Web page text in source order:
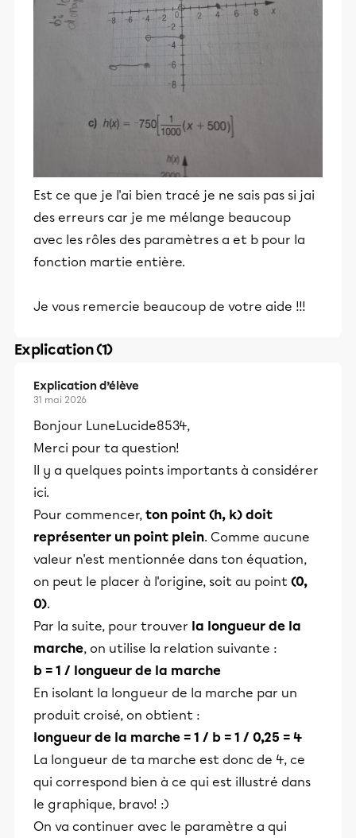
Est ce que je l'ai bien tracé je ne sais pas si jai
des erreurs car je me mélange beaucoup
avec les rôles des paramètres a et b pour la
fonction martie entière.
Je vous remercie beaucoup de votre aide !!!
Explication (1)
Explication d’élève
31 mai 2026
Bonjour LuneLucide8534,
Merci pour ta question!
Il y a quelques points importants à considérer
ici.
Pour commencer, ton point (h, k) doit
représenter un point plein. Comme aucune
valeur n'est mentionnée dans ton équation,
on peut le placer à l'origine, soit au point (0,
0).
Par la suite, pour trouver la longueur de la
marche, on utilise la relation suivante :
b = 1 / longueur de la marche
En isolant la longueur de la marche par un
produit croisé, on obtient :
longueur de la marche = 1 / b = 1 / 0,25 = 4
La longueur de ta marche est donc de 4, ce
qui correspond bien à ce qui est illustré dans
le graphique, bravo! :)
On va continuer avec le paramètre a qui